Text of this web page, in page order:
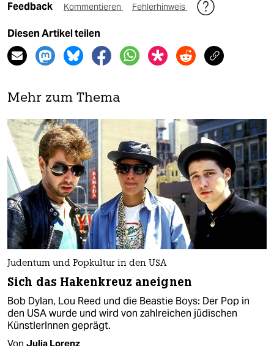
Feedback Kommentieren Fehlerhinweis
Diesen Artikel teilen
Mehr zum Thema
Judentum und Popkultur in den USA
Sich das Hakenkreuz aneignen
Bob Dylan, Lou Reed und die Beastie Boys: Der Pop in
den USA wurde und wird von zahlreichen jüdischen
KünstlerInnen geprägt.
Von Julia Lorenz